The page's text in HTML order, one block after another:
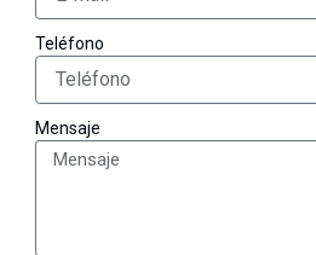
Teléfono
Mensaje